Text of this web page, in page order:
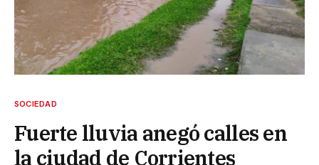
SOCIEDAD
Fuerte lluvia anegó calles en
la ciudad de Corrientes